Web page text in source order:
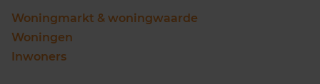
Woningmarkt & woningwaarde
Woningen
Inwoners